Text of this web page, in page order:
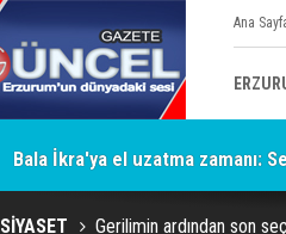
Ana
Bala İkra'ya el uzatma zamanı:
SİYASET Gerilimin ardından son